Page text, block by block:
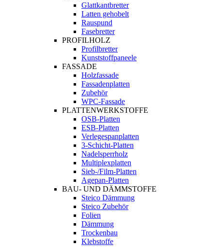
Glattkantbretter
Latten gehobelt
Rauspund
Fasebretter
PROFILHOLZ
Profilbretter
Kunststoffpaneele
FASSADE
Holzfassade
Fassadenplatten
Zubehör
WPC-Fassade
PLATTENWERKSTOFFE
OSB-Platten
ESB-Platten
Verlegespanplatten
3-Schicht-Platten
Nadelsperrholz
Multiplexplatten
Sieb-/Film-Platten
Agepan-Platten
BAU- UND DÄMMSTOFFE
Steico Dämmung
Steico Zubehör
Folien
Dämmung
Trockenbau
Klebstoffe